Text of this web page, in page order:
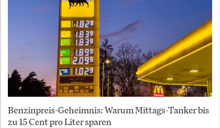
Benzinpreis-Geheimnis: Warum Mittags-Tanker bis
zu 15 Cent pro Liter sparen